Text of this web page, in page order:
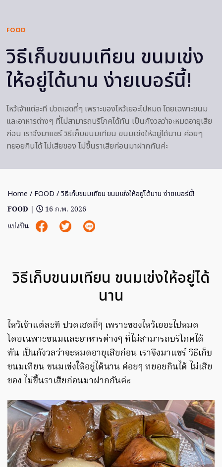
FOOD
วิธีเก็บขนมเทียน ขนมเข่ง
ให้อยู่ได้นาน ง่ายเบอร์นี้!
ไหว้เจ้าแต่ละที ปวดเฮดถี่ๆ เพราะของไหว้เยอะไปหมด โดยเฉพาะขนม
และอาหารต่างๆ ที่ไม่สามารถบริโภคได้ทัน เป็นกังวลว่าจะหมดอายุเสีย
ก่อน เราจึงมาแชร์ วิธีเก็บขนมเทียน ขนมเข่งให้อยู่ได้นาน ค่อยๆ
ทยอยกินได้ ไม่เสียของ ไม่ขึ้นราเสียก่อนมาฝากกันค่ะ
Home / FOOD / วิธีเก็บขนมเทียน ขนมเข่งให้อยู่ได้นาน ง่ายเบอร์นี้!
FOOD |
16 ก.พ. 2026
แบ่งปัน
วิธีเก็บขนมเทียน ขนมเข่งให้อยู่ได้
นาน
ไหว้เจ้าแต่ละที ปวดเฮดถี่ๆ เพราะของไหว้เยอะไปหมด
โดยเฉพาะขนมและอาหารต่างๆ ที่ไม่สามารถบริโภคได้
ทัน เป็นกังวลว่าจะหมดอายุเสียก่อน เราจึงมาแชร์ วิธีเก็บ
ขนมเทียน ขนมเข่งให้อยู่ได้นาน ค่อยๆ ทยอยกินได้ ไม่เสีย
ของ ไม่ขึ้นราเสียก่อนมาฝากกันค่ะ